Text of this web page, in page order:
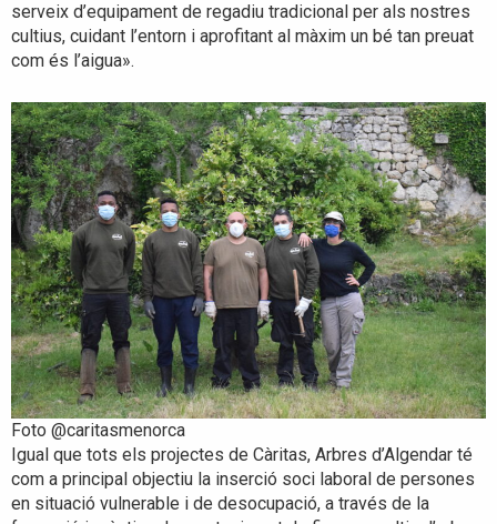
serveix d’equipament de regadiu tradicional per als nostres
cultius, cuidant l’entorn i aprofitant al màxim un bé tan preuat
com és l’aigua».
Foto @caritasmenorca
Igual que tots els projectes de Càritas, Arbres d’Algendar té
com a principal objectiu la inserció soci laboral de persones
en situació vulnerable i de desocupació, a través de la